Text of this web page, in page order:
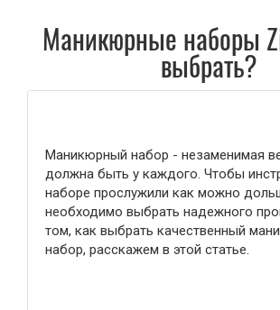
Маникюрные наборы
выбрать?
Маникюрный набор - незаменимая
должна быть у каждого. Чтобы
наборе прослужили как можно
необходимо выбрать надежного
том, как выбрать качественный
набор, расскажем в этой статье.